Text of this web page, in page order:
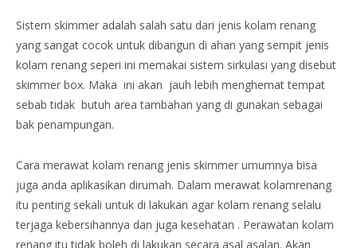
Sistem skimmer adalah salah satu dari jenis kolam renang
yang sangat cocok untuk dibangun di ahan yang sempit jenis
kolam renang seperi ini memakai sistem sirkulasi yang disebut
skimmer box. Maka ini akan jauh lebih menghemat tempat
sebab tidak butuh area tambahan yang di gunakan sebagai
bak penampungan.
Cara merawat kolam renang jenis skimmer umumnya bisa
juga anda aplikasikan dirumah. Dalam merawat kolamrenang
itu penting sekali untuk di lakukan agar kolam renang selalu
terjaga kebersihannya dan juga kesehatan . Perawatan kolam
renang itu tidak boleh di lakukan secara asal asalan. Akan